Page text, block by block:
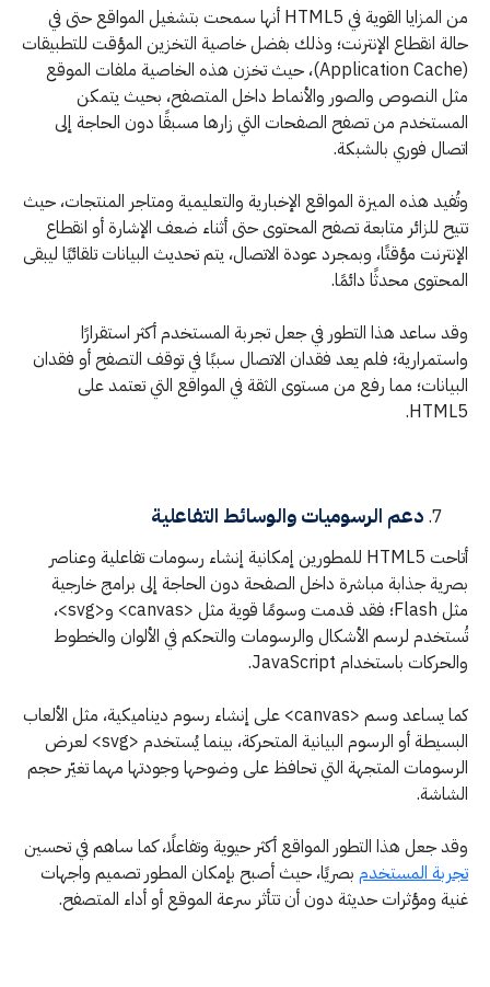
من المزايا القوية في HTML5 أنها سمحت بتشغيل المواقع حتى في
حالة انقطاع الإنترنت؛ وذلك بفضل خاصية التخزين المؤقت للتطبيقات
(Application Cache)، حيث تخزن هذه الخاصية ملفات الموقع
مثل النصوص والصور والأنماط داخل المتصفح، بحيث يتمكن
المستخدم من تصفح الصفحات التي زارها مسبقًا دون الحاجة إلى
اتصال فوري بالشبكة.
وتُفيد هذه الميزة المواقع الإخبارية والتعليمية ومتاجر المنتجات، حيث
تتيح للزائر متابعة تصفح المحتوى حتى أثناء ضعف الإشارة أو انقطاع
الإنترنت مؤقتًا، وبمجرد عودة الاتصال، يتم تحديث البيانات تلقائيًا ليبقى
المحتوى محدثًا دائمًا.
وقد ساعد هذا التطور في جعل تجربة المستخدم أكثر استقرارًا
واستمرارية؛ فلم يعد فقدان الاتصال سببًا في توقف التصفح أو فقدان
البيانات؛ مما رفع من مستوى الثقة في المواقع التي تعتمد على
HTML5.
دعم الرسوميات والوسائط التفاعلية
أتاحت HTML5 للمطورين إمكانية إنشاء رسومات تفاعلية وعناصر
بصرية جذابة مباشرة داخل الصفحة دون الحاجة إلى برامج خارجية
مثل Flash؛ فقد قدمت وسومًا قوية مثل <canvas> و<svg>،
تُستخدم لرسم الأشكال والرسومات والتحكم في الألوان والخطوط
والحركات باستخدام JavaScript.
كما يساعد وسم <canvas> على إنشاء رسوم ديناميكية، مثل الألعاب
البسيطة أو الرسوم البيانية المتحركة، بينما يُستخدم <svg> لعرض
الرسومات المتجهة التي تحافظ على وضوحها وجودتها مهما تغيّر حجم
الشاشة.
وقد جعل هذا التطور المواقع أكثر حيوية وتفاعلًا، كما ساهم في تحسين
تجربة المستخدم بصريًا، حيث أصبح بإمكان المطور تصميم واجهات
غنية ومؤثرات حديثة دون أن تتأثر سرعة الموقع أو أداء المتصفح.